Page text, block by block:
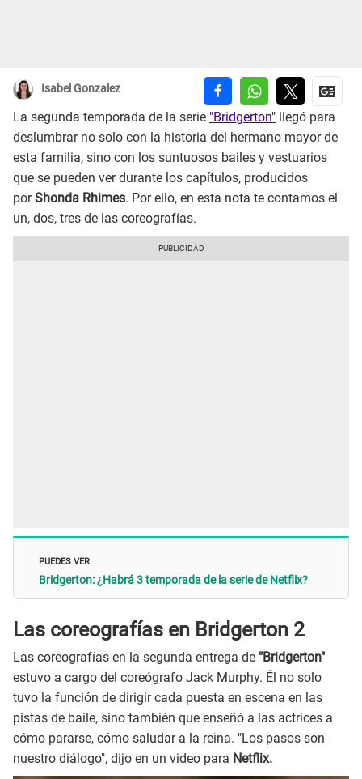
Isabel Gonzalez
La segunda temporada de la serie "Bridgerton" llegó para
deslumbrar no solo con la historia del hermano mayor de
esta familia, sino con los suntuosos bailes y vestuarios
que se pueden ver durante los capítulos, producidos
porShonda Rhimes. Por ello, en esta nota te contamos el
un, dos, tres de las coreografías.
PUEDES VER:
Bridgerton: ¿Habrá 3 temporada de la serie de Netflix?
Las coreografías en Bridgerton 2
Las coreografías en la segunda entrega de "Bridgerton"
estuvo a cargo del coreógrafo Jack Murphy. Él no solo
tuvo la función de dirigir cada puesta en escena en las
pistas de baile, sino también que enseñó a las actrices a
cómo pararse, cómo saludar a la reina. "Los pasos son
nuestro diálogo", dijo en un video para Netflix.